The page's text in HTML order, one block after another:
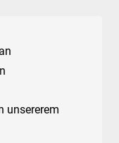
unsererem